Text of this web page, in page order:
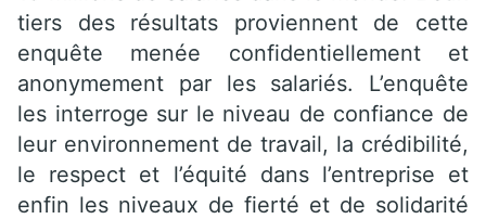
tiers des résultats proviennent de cette
enquête menée confidentiellement et
anonymement par les salariés. L’enquête
les interroge sur le niveau de confiance de
leur environnement de travail, la crédibilité,
le respect et l’équité dans l’entreprise et
enfin les niveaux de fierté et de solidarité